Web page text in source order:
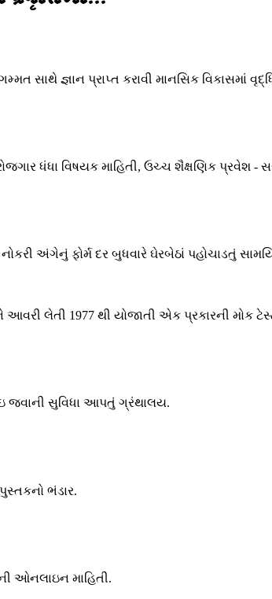
સાથે જ્ઞાન પ્રાપ્ત કરાવી માનસિક વિકાસમાં
ધંધા વિષયક માહિતી, ઉચ્ચ શૈક્ષણિક પ્રવેશ -
નોકરી અંગેનું ફોર્મ દર બુધવારે ઘેરબેઠાં પહોચાડતું
આવરી લેતી 1977 થી યોજાતી એક પ્રકારની મોક
લઇ જવાની સુવિધા આપતું ગ્રંથાલય.
પુસ્તકનો ભંડાર.
ઓનલાઇન માહિતી.